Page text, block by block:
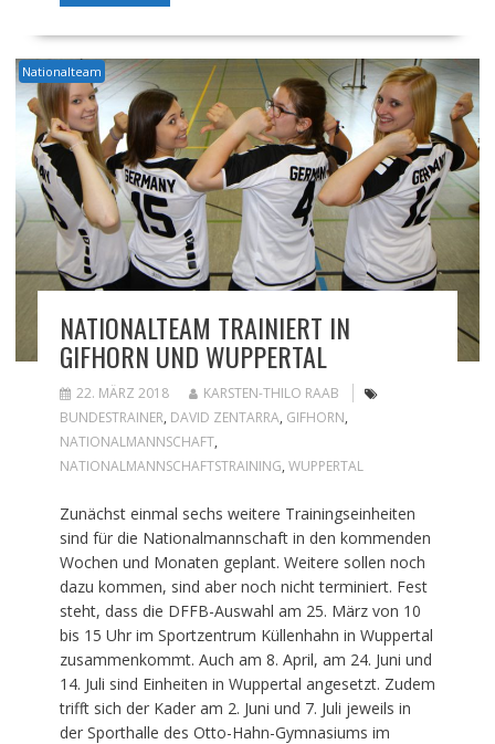
Nationalteam
NATIONALTEAM TRAINIERT IN
GIFHORN UND WUPPERTAL
22. MÄRZ 2018
KARSTEN-THILO RAAB
BUNDESTRAINER, DAVID ZENTARRA, GIFHORN,
NATIONALMANNSCHAFT,
NATIONALMANNSCHAFTSTRAINING, WUPPERTAL
Zunächst einmal sechs weitere Trainingseinheiten
sind für die Nationalmannschaft in den kommenden
Wochen und Monaten geplant. Weitere sollen noch
dazu kommen, sind aber noch nicht terminiert. Fest
steht, dass die DFFB-Auswahl am 25. März von 10
bis 15 Uhr im Sportzentrum Küllenhahn in Wuppertal
zusammenkommt. Auch am 8. April, am 24. Juni und
14. Juli sind Einheiten in Wuppertal angesetzt. Zudem
trifft sich der Kader am 2. Juni und 7. Juli jeweils in
der Sporthalle des Otto-Hahn-Gymnasiums im